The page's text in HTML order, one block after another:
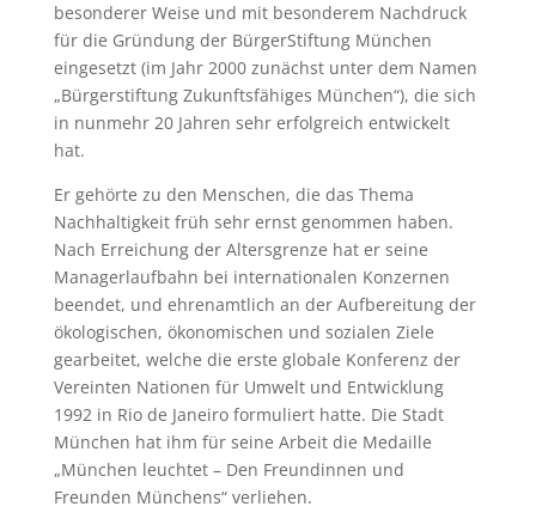
besonderer Weise und mit besonderem Nachdruck
für die Gründung der BürgerStiftung München
eingesetzt (im Jahr 2000 zunächst unter dem Namen
„Bürgerstiftung Zukunftsfähiges München“), die sich
in nunmehr 20 Jahren sehr erfolgreich entwickelt
hat.
Er gehörte zu den Menschen, die das Thema
Nachhaltigkeit früh sehr ernst genommen haben.
Nach Erreichung der Altersgrenze hat er seine
Managerlaufbahn bei internationalen Konzernen
beendet, und ehrenamtlich an der Aufbereitung der
ökologischen, ökonomischen und sozialen Ziele
gearbeitet, welche die erste globale Konferenz der
Vereinten Nationen für Umwelt und Entwicklung
1992 in Rio de Janeiro formuliert hatte. Die Stadt
München hat ihm für seine Arbeit die Medaille
„München leuchtet – Den Freundinnen und
Freunden Münchens“ verliehen.